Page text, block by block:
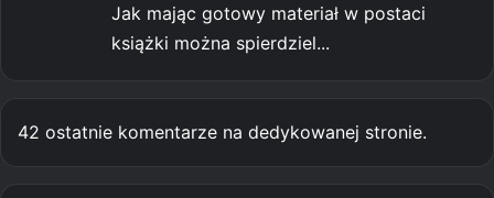
Jak mając gotowy materiał w postaci
książki można spierdziel...
42 ostatnie komentarze na dedykowanej stronie.